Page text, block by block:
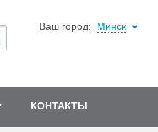
Ваш город: Минск
КОНТАКТЫ